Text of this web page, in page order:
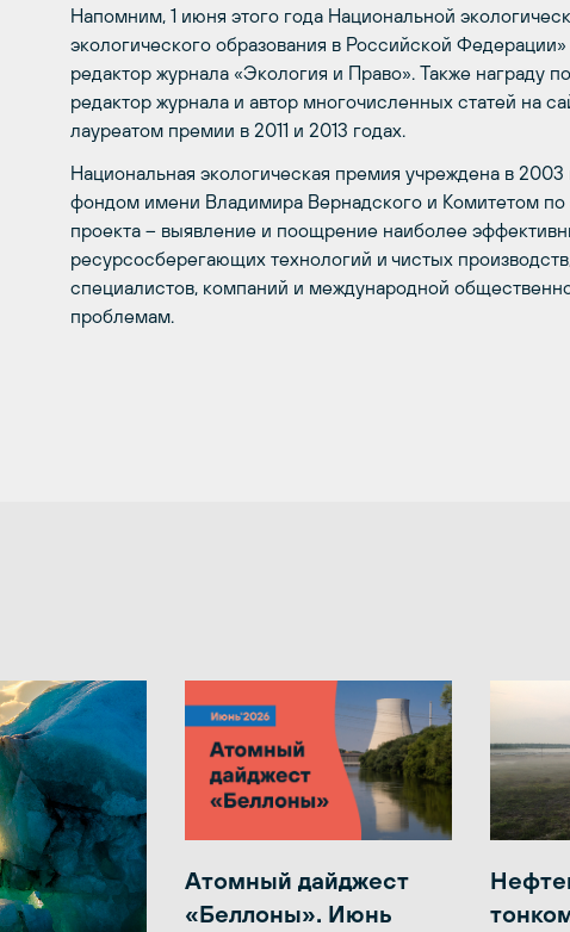
Напомним, 1 июня этого года Национальной
экологического образования в Российской
редактор журнала «Экология и Право». Также награду
редактор журнала и автор многочисленных статей на
лауреатом премии в 2011 и 2013 годах.
Национальная экологическая премия учреждена в
фондом имени Владимира Вернадского и Комитетом
проекта – выявление и поощрение наиболее
ресурсосберегающих технологий и чистых
специалистов, компаний и международной
проблемам.
Атомный дайджест
«Беллоны». Июнь